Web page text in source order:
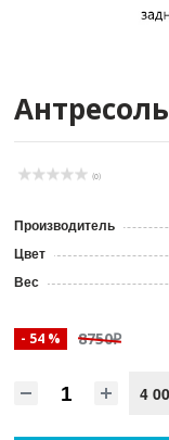
(0)
Производитель
Цвет
Вес
- 54 % 8750₽
4